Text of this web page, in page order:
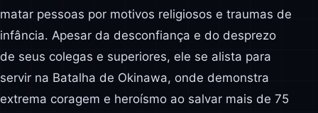
matar pessoas por motivos religiosos e traumas de
infância. Apesar da desconfiança e do desprezo
de seus colegas e superiores, ele se alista para
servir na Batalha de Okinawa, onde demonstra
extrema coragem e heroísmo ao salvar mais de 75